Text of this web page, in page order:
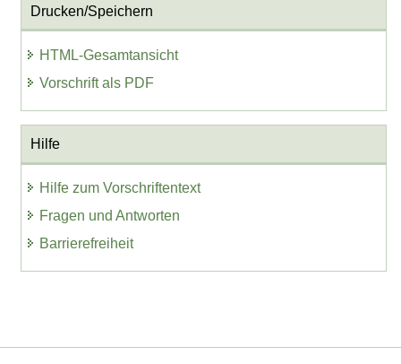
Drucken/Speichern
HTML-Gesamtansicht
Vorschrift als PDF
Hilfe
Hilfe zum Vorschriftentext
Fragen und Antworten
Barrierefreiheit